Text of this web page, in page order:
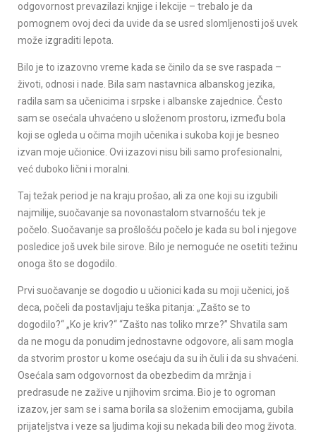
odgovornost prevazilazi knjige i lekcije – trebalo je da
pomognem ovoj deci da uvide da se usred slomljenosti još uvek
može izgraditi lepota.
Bilo je to izazovno vreme kada se činilo da se sve raspada –
životi, odnosi i nade. Bila sam nastavnica albanskog jezika,
radila sam sa učenicima i srpske i albanske zajednice. Često
sam se osećala uhvaćeno u složenom prostoru, između bola
koji se ogleda u očima mojih učenika i sukoba koji je besneo
izvan moje učionice. Ovi izazovi nisu bili samo profesionalni,
već duboko lični i moralni.
Taj težak period je na kraju prošao, ali za one koji su izgubili
najmilije, suočavanje sa novonastalom stvarnošću tek je
počelo. Suočavanje sa prošlošću počelo je kada su bol i njegove
posledice još uvek bile sirove. Bilo je nemoguće ne osetiti težinu
onoga što se dogodilo.
Prvi suočavanje se dogodio u učionici kada su moji učenici, još
deca, počeli da postavljaju teška pitanja: „Zašto se to
dogodilo?“ „Ko je kriv?“ “Zašto nas toliko mrze?” Shvatila sam
da ne mogu da ponudim jednostavne odgovore, ali sam mogla
da stvorim prostor u kome osećaju da su ih čuli i da su shvaćeni.
Osećala sam odgovornost da obezbedim da mržnja i
predrasude ne zažive u njihovim srcima. Bio je to ogroman
izazov, jer sam se i sama borila sa složenim emocijama, gubila
prijateljstva i veze sa ljudima koji su nekada bili deo mog života.